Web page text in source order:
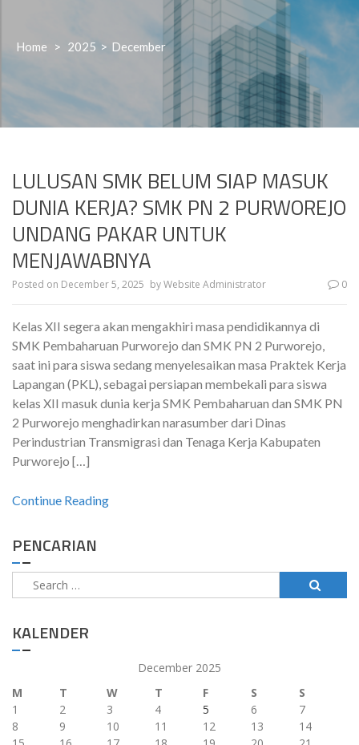
Home > 2025 > December
LULUSAN SMK BELUM SIAP MASUK
DUNIA KERJA? SMK PN 2 PURWOREJO
UNDANG PAKAR UNTUK
MENJAWABNYA
Posted on December 5, 2025 byWebsite Administrator 0
Kelas XII segera akan mengakhiri masa pendidikannya di
SMK Pembaharuan Purworejo dan SMK PN 2 Purworejo,
saat ini para siswa sedang menyelesaikan masa Praktek Kerja
Lapangan (PKL), sebagai persiapan membekali para siswa
kelas XII masuk dunia kerja SMK Pembaharuan dan SMK PN
2 Purworejo menghadirkan narasumber dari Dinas
Perindustrian Transmigrasi dan Tenaga Kerja Kabupaten
Purworejo […]
Continue Reading
PENCARIAN
Search
for:
KALENDER
December 2025
M
T W T F S
S
1
2 3 4 5 6
7
8
9 10 11 12 13
14